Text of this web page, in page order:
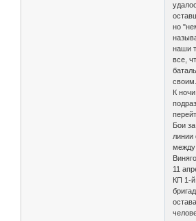
но
наши
все,
своим.
К
Бои
между
11
КП 1-й